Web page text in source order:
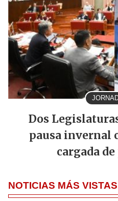
Dos
pausa invernal
cargada
NOTICIAS MÁS VISTAS